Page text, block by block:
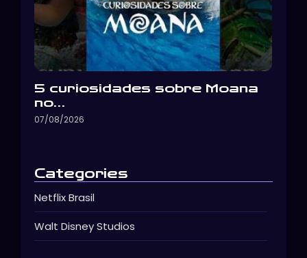
5 curiosidades sobre Moana
no…
07/08/2026
Categories
Netflix Brasil
Walt Disney Studios